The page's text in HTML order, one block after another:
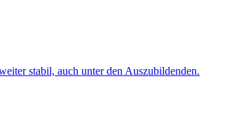
stabil, auch unter den Auszubildenden.